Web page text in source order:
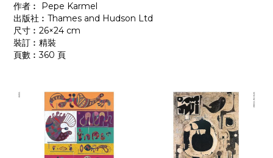
作者︰ Pepe Karmel
出版社︰Thames and Hudson Ltd
尺寸︰26×24 cm
裝訂︰精裝
頁數︰360 頁